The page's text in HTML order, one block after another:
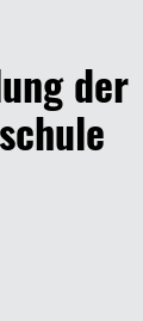
der